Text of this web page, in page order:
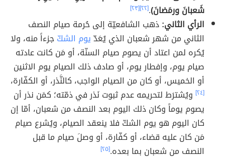
شَعبانَ ورمَضانَ).[٢٢] [٢٣]
الرأي الثاني:ذهب الشافعيّة إلى حُرمة صيام النصف
الثاني من شهر شعبان الذي يُعَدّيوم الشكّجزءاً منه، ولا
يُكره لمن اعتاد أن يصوم صيام السنّة، أو مَن كانت عادته
صيام يوم، وإفطار يوم، أو صادف ذلك الصيام يوم الاثنين
أو الخميس، أو كان من الصيام الواجب، كالنَّذر، أو الكفّارة،
[٢٤]
ويُشترَط لتحريمه عدم ثبوت نَذر في ذمّته؛ كمَن نذر أن
يصوم يوماً وكان ذلك اليوم بعد النصف من شعبان، أمّا إن
كان اليوم هو يوم الشكّ فلا ينعقد الصيام، ويُشرع صيام
مَن كان عليه قضاء، أو كفّارة، أو وصلَ صيام ما قبل
النصف من شعبان بما بعده.[٢٥]